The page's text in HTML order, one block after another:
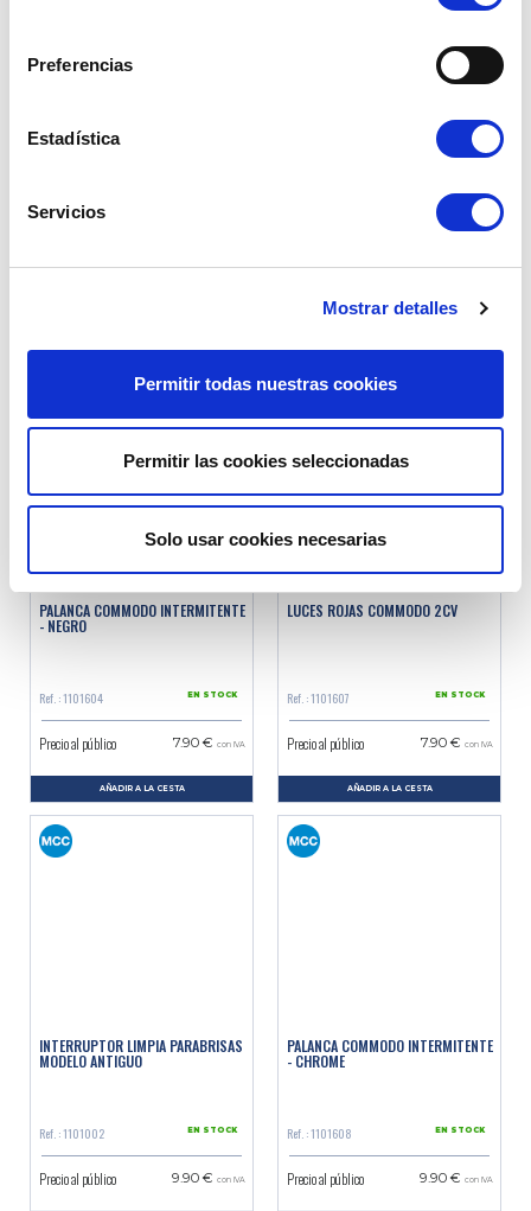
Preferencias
Estadística
Servicios
Mostrar detalles
Permitir todas nuestras cookies
Permitir las cookies seleccionadas
Solo usar cookies necesarias
Ref. : 1101400
AÑADIR A LA CESTA
Ref. : 1101508
Precio al público 6.90 € con IVA
AÑADIR A LA CESTA
PALANCA COMMODO INTERMITENTE
- NEGRO
Ref. : 1101604 EN STOCK
Precio al público 7.90 € con IVA
AÑADIR A LA CESTA
LUCES ROJAS COMMODO 2CV
Ref. : 1101607 EN STOCK
Precio al público 7.90 € con IVA
AÑADIR A LA CESTA
INTERRUPTOR LIMPIA PARABRISAS
MODELO ANTIGUO
Ref. : 1101002 EN STOCK
Precio al público 9.90 € con IVA
PALANCA COMMODO INTERMITENTE
- CHROME
Ref. : 1101608 EN STOCK
Precio al público 9.90 € con IVA